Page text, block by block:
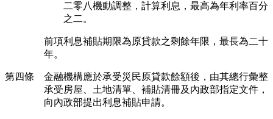
二零八機動調整，計算利息，最高為年利率百分
之二。
前項利息補貼期限為原貸款之剩餘年限，最長為二十
年。
第四條 金融機構應於承受災民原貸款餘額後，由其總行彙整
承受房屋、土地清單、補貼清冊及內政部指定文件，
向內政部提出利息補貼申請。